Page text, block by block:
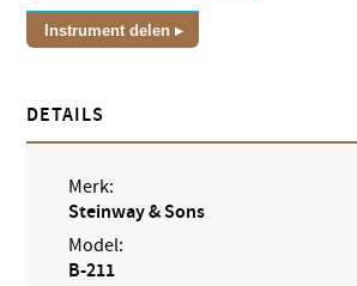
Instrument delen
DETAILS
Merk:
Steinway & Sons
Model:
B-211